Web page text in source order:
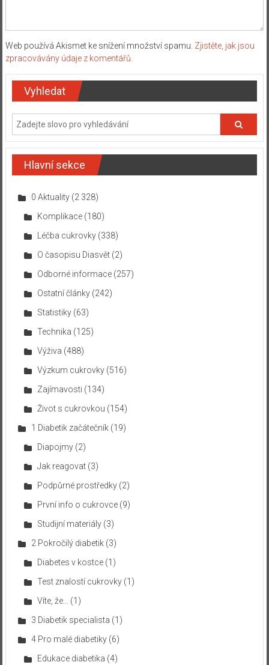
Web používá Akismet ke snížení množství spamu. Zjistěte, jak jsou
zpracovávány údaje z komentářů.
Vyhledat
Hlavní sekce
0 Aktuality(2 328)
Komplikace(180)
Léčba cukrovky(338)
O časopisu Diasvět(2)
Odborné informace(257)
Ostatní články(242)
Statistiky(63)
Technika (125)
Výživa (488)
Výzkum cukrovky(516)
Zajímavosti (134)
Život s cukrovkou (154)
1 Diabetik začátečník(19)
Diapojmy(2)
Jak reagovat(3)
Podpůrné prostředky(2)
První info o cukrovce(9)
Studijní materiály(3)
2 Pokročilý diabetik(3)
Diabetes v kostce(1)
Test znalostí cukrovky(1)
Víte, že…
(1)
3 Diabetik specialista (1)
4 Pro malé diabetiky(6)
Edukace diabetika (4)